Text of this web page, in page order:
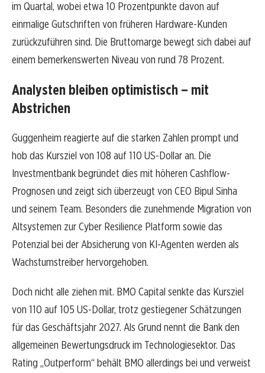
im Quartal, wobei etwa 10 Prozentpunkte davon auf
einmalige Gutschriften von früheren Hardware-Kunden
zurückzuführen sind. Die Bruttomarge bewegt sich dabei auf
einem bemerkenswerten Niveau von rund 78 Prozent.
Analysten bleiben optimistisch – mit
Abstrichen
Guggenheim reagierte auf die starken Zahlen prompt und
hob das Kursziel von 108 auf 110 US-Dollar an. Die
Investmentbank begründet dies mit höheren Cashflow-
Prognosen und zeigt sich überzeugt von CEO Bipul Sinha
und seinem Team. Besonders die zunehmende Migration von
Altsystemen zur Cyber Resilience Platform sowie das
Potenzial bei der Absicherung von KI-Agenten werden als
Wachstumstreiber hervorgehoben.
Doch nicht alle ziehen mit. BMO Capital senkte das Kursziel
von 110 auf 105 US-Dollar, trotz gestiegener Schätzungen
für das Geschäftsjahr 2027. Als Grund nennt die Bank den
allgemeinen Bewertungsdruck im Technologiesektor. Das
Rating „Outperform“ behält BMO allerdings bei und verweist